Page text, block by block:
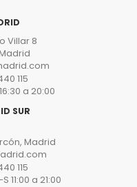
Villar 8
115
a 20:00
SUR
Madrid
115
11:00 a 21:00